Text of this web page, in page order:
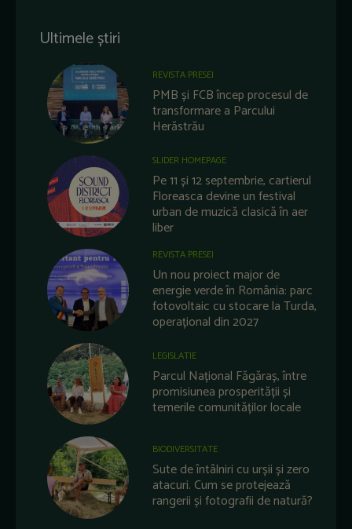
Ultimele știri
REVISTA PRESEI
PMB și FCB încep procesul de
transformare a Parcului
Herăstrău
SLIDER HOMEPAGE
Pe 11 și 12 septembrie, cartierul
Floreasca devine un festival
urban de muzică clasică în aer
liber
REVISTA PRESEI
Un nou proiect major de
energie verde în România: parc
fotovoltaic cu stocare la Turda,
operațional din 2027
LEGISLATIE
Parcul Național Făgăraș, între
promisiunea prosperității și
temerile comunităților locale
BIODIVERSITATE
Sute de întâlniri cu urșii și zero
atacuri. Cum se protejează
rangerii și fotografii de natură?